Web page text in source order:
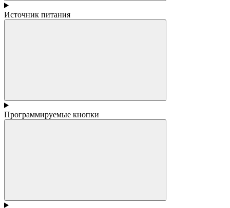
Источник питания
Программируемые кнопки